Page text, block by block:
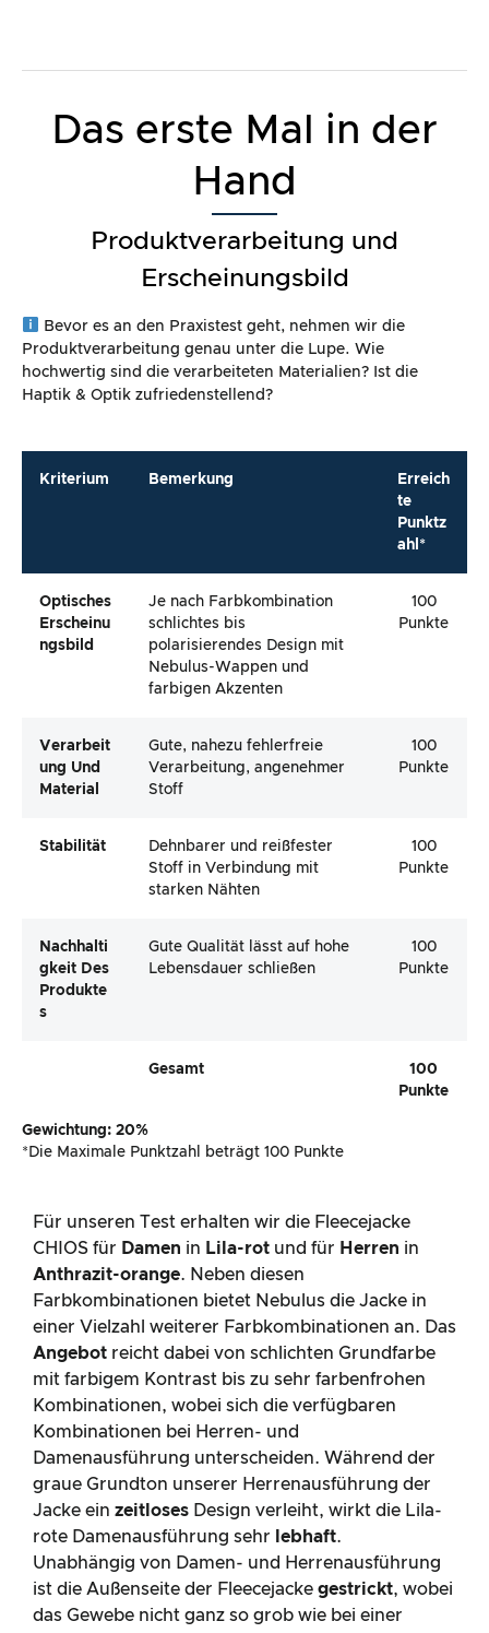
Das erste Mal in der
Hand
Produktverarbeitung und
Erscheinungsbild
Bevor es an den Praxistest geht, nehmen wir die
Produktverarbeitung genau unter die Lupe. Wie
hochwertig sind die verarbeiteten Materialien? Ist die
Haptik & Optik zufriedenstellend?
Kriterium Bemerkung
Erreich
te
Punktz
ahl*
Optisches
Erscheinu
Ngsbild
Je nach Farbkombination
schlichtes bis
polarisierendes Design mit
Nebulus-Wappen und
farbigen Akzenten
100
Punkte
Verarbeit
Ung Und
Material
Gute, nahezu fehlerfreie
Verarbeitung, angenehmer
Stoff
100
Punkte
Stabilität
Dehnbarer und reißfester
Stoff in Verbindung mit
starken Nähten
100
Punkte
Nachhalti
Gkeit Des
Produkte
S
Gute Qualität lässt auf hohe
Lebensdauer schließen
100
Punkte
Gesamt
100
Punkte
Gewichtung: 20%
*Die Maximale Punktzahl beträgt 100 Punkte
Für unseren Test erhalten wir die Fleecejacke
CHIOS für Damen in Lila-rot und für Herren in
Anthrazit-orange. Neben diesen
Farbkombinationen bietet Nebulus die Jacke in
einer Vielzahl weiterer Farbkombinationen an. Das
Angebot reicht dabei von schlichten Grundfarbe
mit farbigem Kontrast bis zu sehr farbenfrohen
Kombinationen, wobei sich die verfügbaren
Kombinationen bei Herren- und
Damenausführung unterscheiden. Während der
graue Grundton unserer Herrenausführung der
Jacke ein zeitloses Design verleiht, wirkt die Lila-
rote Damenausführung sehr
lebhaft.
Unabhängig von Damen- und Herrenausführung
ist die Außenseite der Fleecejacke gestrickt, wobei
das Gewebe nicht ganz so grob wie bei einer